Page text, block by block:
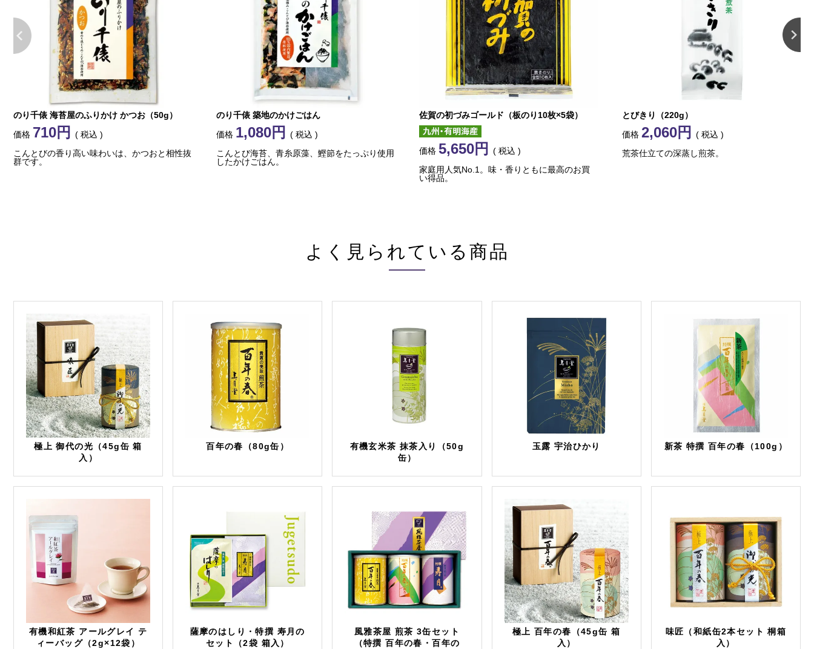
のり千俵 海苔屋のふりかけ かつお（50g）
価格 710
税込
こんとびの香り高い味わいは、かつおと相性抜
群です。
のり千俵 築地のかけごはん
価格 1,080
税込
こんとび海苔、青糸原藻、鰹節をたっぷり使用
したかけごはん。
佐賀の初づみゴールド（板のり10枚×5袋）
価格 5,650
税込
家庭用人気No.1。味・香りともに最高のお買
い得品。
とびきり（220g）
価格 2,060
税込
荒茶仕立ての深蒸し煎茶。
よく見られている商品
極上 御代の光（45g缶 箱
入）
百年の春（80g缶）
有機玄米茶 抹茶入り（50g
缶）
玉露 宇治ひかり 新茶 特撰 百年の春（100g）
有機和紅茶 アールグレイ テ
ィーバッグ（2g×12袋）
薩摩のはしり・特撰 寿月の
セット（2袋 箱入）
風雅茶屋 煎茶 3缶セット
（特撰 百年の春・百年の
極上 百年の春（45g缶 箱
入）
味匠（和紙缶2本セット 桐箱
入）